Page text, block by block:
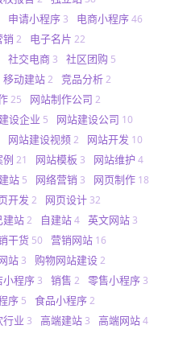
申请小程序 3 电商小程序46
销 2 电子名片 22
社交电商 3 社区团购 5
移动建站2 竞品分析2
25 网站制作公司 2
设企业 5 网站建设公司 10
网站建设视频2 网站开发 10
例 21 网站模板 3 网站维护 4
站 5 网络营销 3 网页制作 18
开发 2 网页设计 32
建站2 自建站4 英文网站 3
干货 50 营销网站 16
站 3 购物网站建设2
小程序 3 销售 2 零售小程序 3
序 5 食品小程序2
行业 3 高端建站 3 高端网站4